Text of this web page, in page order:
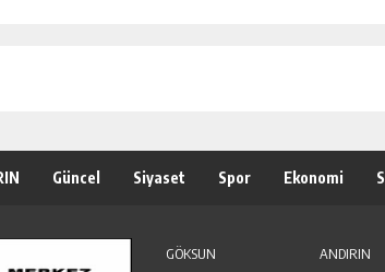
Güncel Siyaset Spor Ekonomi
GÖKSUN ANDIRIN